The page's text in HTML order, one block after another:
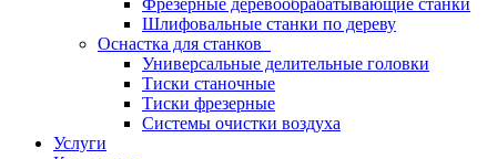
Фрезерные деревообрабатывающие станки
Шлифовальные станки по дереву
Оснастка для станков
Универсальные делительные головки
Тиски станочные
Тиски фрезерные
Системы очистки воздуха
Услуги